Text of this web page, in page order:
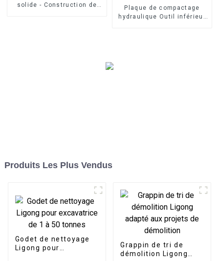
solide - Construction de
Plaque de compactage
hydraulique Outil inférieur
Produits Les Plus Vendus
Godet de nettoyage
Ligong pour
Grappin de tri de
démolition Ligong